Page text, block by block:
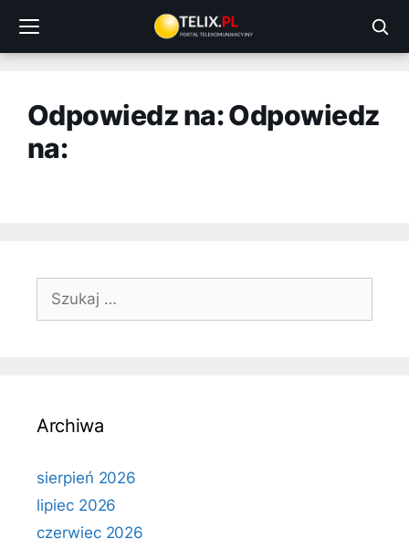
treści
Odpowiedz na: Odpowiedz
na:
Szukaj:
Archiwa
sierpień 2026
lipiec 2026
czerwiec 2026